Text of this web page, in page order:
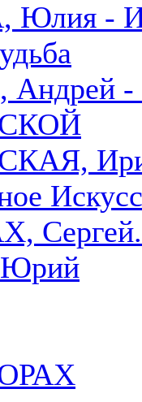
-
Сергей.